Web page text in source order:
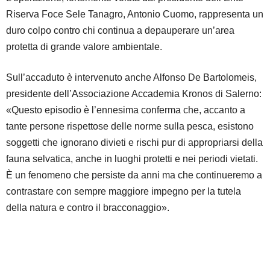
Riserva Foce Sele Tanagro, Antonio Cuomo, rappresenta un
duro colpo contro chi continua a depauperare un’area
protetta di grande valore ambientale.
Sull’accaduto è intervenuto anche Alfonso De Bartolomeis,
presidente dell’Associazione Accademia Kronos di Salerno:
«Questo episodio è l’ennesima conferma che, accanto a
tante persone rispettose delle norme sulla pesca, esistono
soggetti che ignorano divieti e rischi pur di appropriarsi della
fauna selvatica, anche in luoghi protetti e nei periodi vietati.
È un fenomeno che persiste da anni ma che continueremo a
contrastare con sempre maggiore impegno per la tutela
della natura e contro il bracconaggio».